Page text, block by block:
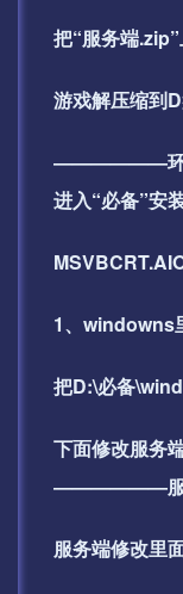
把“服务端
游戏解压缩到
——————
进入“必备”安
1、windowns
把D:\必备
下面修改服务
——————服务
服务端修改里